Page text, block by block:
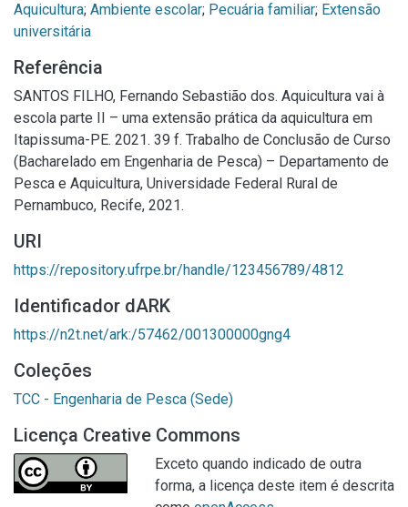
Aquicultura; Ambiente escolar; Pecuária familiar; Extensão
universitária
Referência
SANTOS FILHO, Fernando Sebastião dos. Aquicultura vai à
escola parte II – uma extensão prática da aquicultura em
Itapissuma-PE. 2021. 39 f. Trabalho de Conclusão de Curso
(Bacharelado em Engenharia de Pesca) – Departamento de
Pesca e Aquicultura, Universidade Federal Rural de
Pernambuco, Recife, 2021.
URI
https://repository.ufrpe.br/handle/123456789/4812
Identificador dARK
https://n2t.net/ark:/57462/001300000gng4
Coleções
TCC - Engenharia de Pesca (Sede)
Licença Creative Commons
Exceto quando indicado de outra
forma, a licença deste item é descrita